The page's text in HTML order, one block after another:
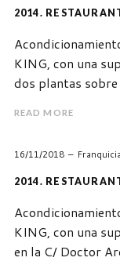
2014.
KING, con una
dos plantas
READ MORE
16/11/2018
2014.
KING, con una
en la C/ Doctor